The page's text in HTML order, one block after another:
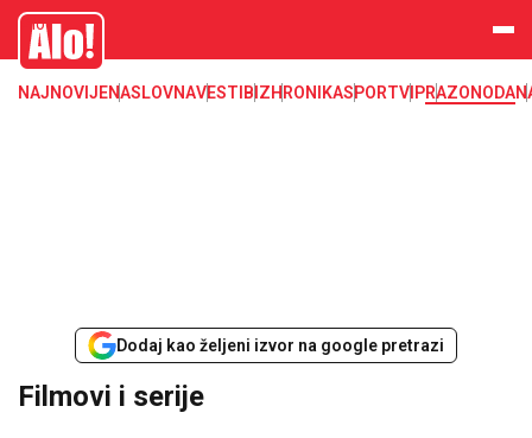
filmovi, serije, kultura
Alo
NAJNOVIJENASLOVNAVESTI BIZHRONIKASPORTVIPRAZONODA
Dodaj kao željeni izvor na google pretrazi
Filmovi i serije